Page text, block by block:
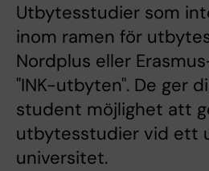
Utbytesstudier som
inom ramen för
Nordplus eller
"INK-utbyten". De ger
student möjlighet att
utbytesstudier vid ett
universitet.